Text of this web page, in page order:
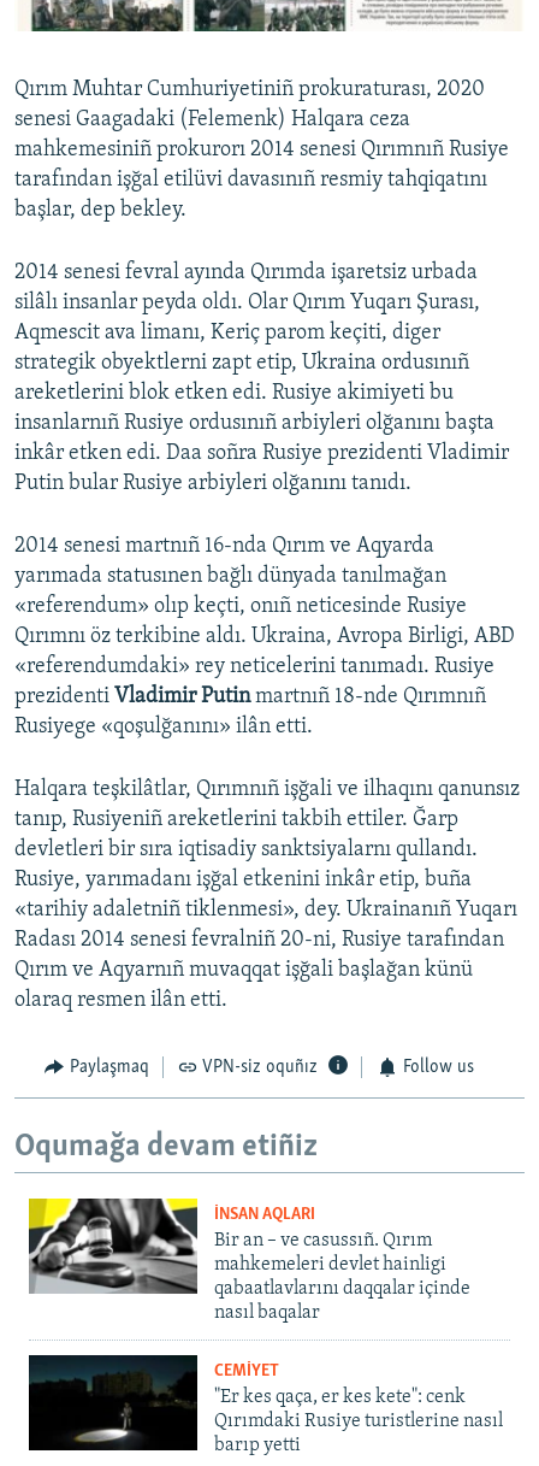
Qırım Muhtar Cumhuriyetiniñ prokuraturası, 2020
senesi Gaagadaki (Felemenk) Halqara ceza
mahkemesiniñ prokurorı 2014 senesi Qırımnıñ Rusiye
tarafından işğal etilüvi davasınıñ resmiy tahqiqatını
başlar, dep bekley.
2014 senesi fevral ayında Qırımda işaretsiz urbada
silâlı insanlar peyda oldı. Olar Qırım Yuqarı Şurası,
Aqmescit ava limanı, Keriç parom keçiti, diger
strategik obyektlerni zapt etip, Ukraina ordusınıñ
areketlerini blok etken edi. Rusiye akimiyeti bu
insanlarnıñ Rusiye ordusınıñ arbiyleri olğanını başta
inkâr etken edi. Daa soñra Rusiye prezidenti Vladimir
Putin bular Rusiye arbiyleri olğanını tanıdı.
2014 senesi martnıñ 16-nda Qırım ve Aqyarda
yarımada statusınen bağlı dünyada tanılmağan
«referendum» olıp keçti, onıñ neticesinde Rusiye
Qırımnı öz terkibine aldı. Ukraina, Avropa Birligi, ABD
«referendumdaki» rey neticelerini tanımadı. Rusiye
prezidenti Vladimir Putinmartnıñ 18-nde Qırımnıñ
Rusiyege «qoşulğanını» ilân etti.
Halqara teşkilâtlar, Qırımnıñ işğali ve ilhaqını qanunsız
tanıp, Rusiyeniñ areketlerini takbih ettiler. Ğarp
devletleri bir sıra iqtisadiy sanktsiyalarnı qullandı.
Rusiye, yarımadanı işğal etkenini inkâr etip, buña
«tarihiy adaletniñ tiklenmesi», dey. Ukrainanıñ Yuqarı
Radası 2014 senesi fevralniñ 20-ni, Rusiye tarafından
Qırım ve Aqyarnıñ muvaqqat işğali başlağan künü
olaraq resmen ilân etti.
Paylaşmaq VPN-siz oquñız Follow us
Oqumağa devam etiñiz
İNSAN AQLARI
Bir an – ve casussıñ. Qırım
mahkemeleri devlet hainligi
qabaatlavlarını daqqalar içinde
nasıl baqalar
CEMİYET
"Er kes qaça, er kes kete": cenk
Qırımdaki Rusiye turistlerine nasıl
barıp yetti